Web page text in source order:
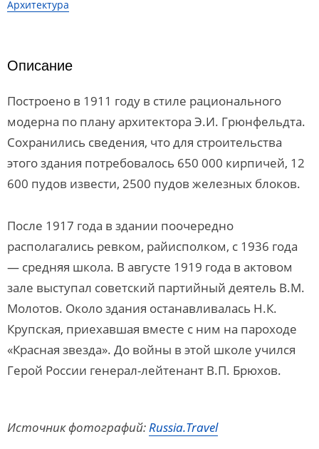
Архитектура
Описание
Построено в 1911 году в стиле рационального
модерна по плану архитектора Э.И. Грюнфельдта.
Сохранились сведения, что для строительства
этого здания потребовалось 650 000 кирпичей, 12
600 пудов извести, 2500 пудов железных блоков.
После 1917 года в здании поочередно
располагались ревком, райисполком, с 1936 года
— средняя школа. В августе 1919 года в актовом
зале выступал советский партийный деятель В.М.
Молотов. Около здания останавливалась Н.К.
Крупская, приехавшая вместе с ним на пароходе
«Красная звезда». До войны в этой школе учился
Герой России генерал-лейтенант В.П. Брюхов.
Источник фотографий:Russia.Travel